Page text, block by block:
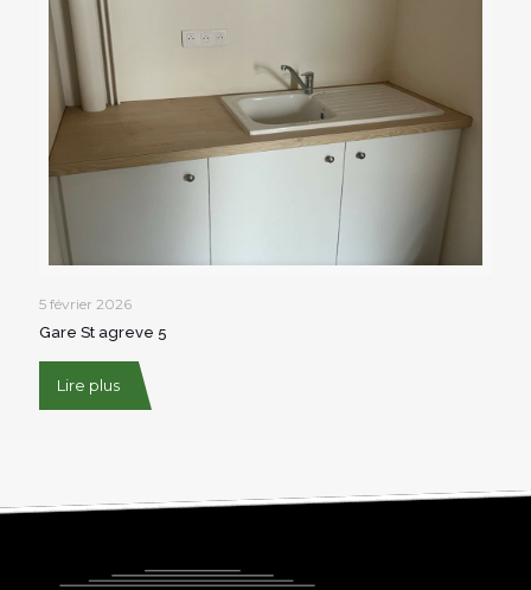
5 février 2026
Gare St agreve 5
Lire plus